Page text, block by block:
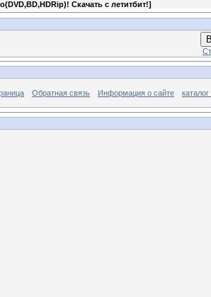
Скачать с летитбит!]
Обратная связь Информация о сайте